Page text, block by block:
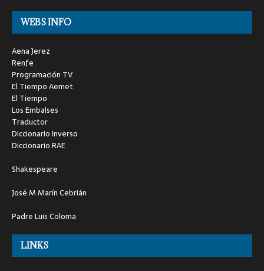
WEBS INFO
Aena Jerez
Renfe
Programación TV
El Tiempo Aemet
El Tiempo
Los Embalses
Traductor
Diccionario Inverso
Diccionario RAE
Shakespeare
José M Marín Cebrián
Padre Luis Coloma
LINKS